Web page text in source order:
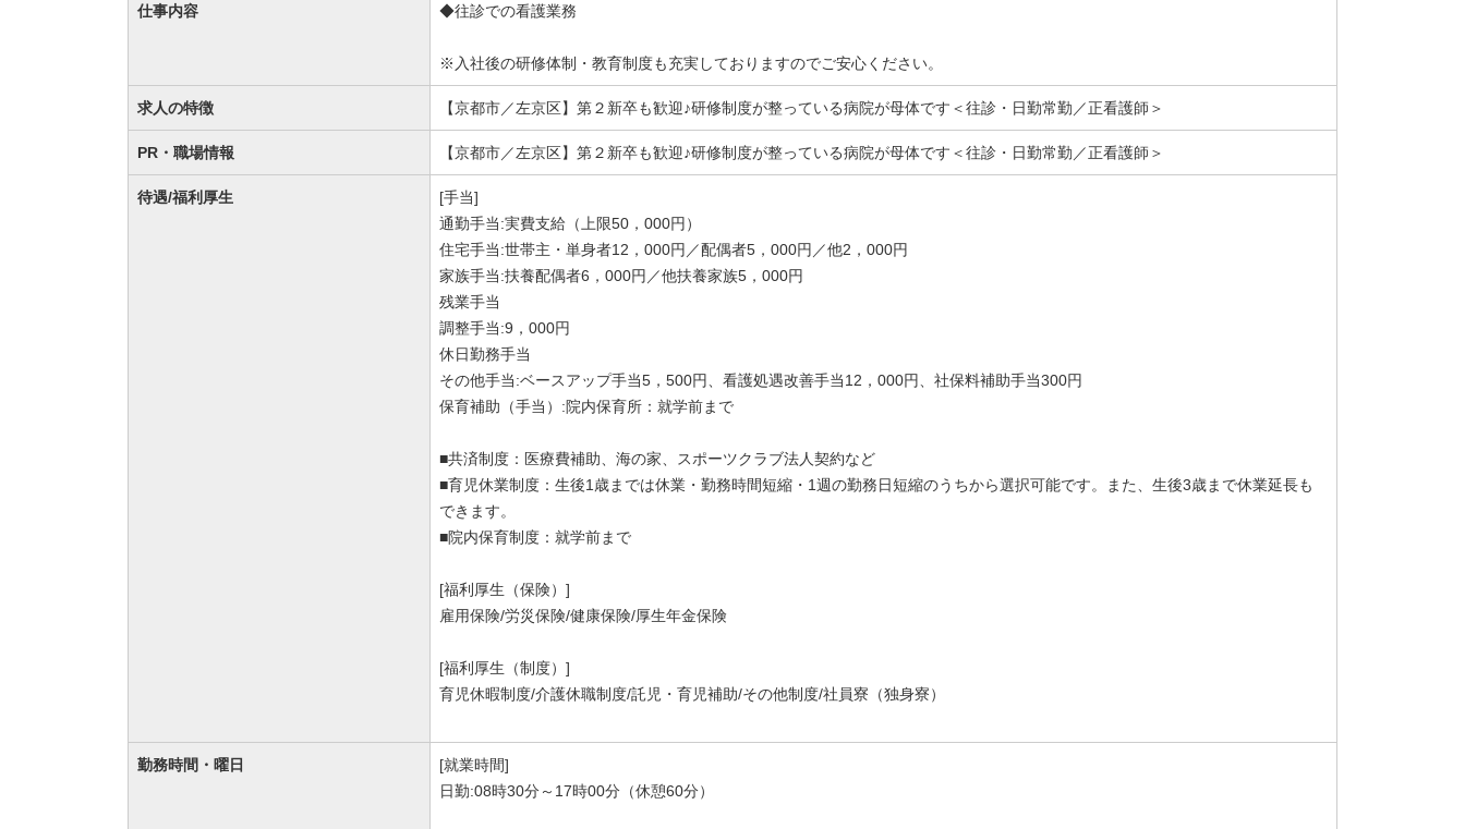
仕事内容 ◆往診での看護業務
※入社後の研修体制・教育制度も充実しておりますのでご安心ください。
求人の特徴 【京都市／左京区】第２新卒も歓迎♪研修制度が整っている病院が母体です＜往診・日勤常勤／正看護師＞
PR・職場情報 【京都市／左京区】第２新卒も歓迎♪研修制度が整っている病院が母体です＜往診・日勤常勤／正看護師＞
待遇/福利厚生
[手当]
通勤手当:実費支給（上限50，000円）
住宅手当:世帯主・単身者12，000円／配偶者5，000円／他2，000円
家族手当:扶養配偶者6，000円／他扶養家族5，000円
残業手当
調整手当:9，000円
休日勤務手当
その他手当:ベースアップ手当5，500円、看護処遇改善手当12，000円、社保料補助手当300円
保育補助（手当）:院内保育所：就学前まで
■共済制度：医療費補助、海の家、スポーツクラブ法人契約など
■育児休業制度：生後1歳までは休業・勤務時間短縮・1週の勤務日短縮のうちから選択可能です。また、生後3歳まで休業延長も
できます。
■院内保育制度：就学前まで
[福利厚生（保険）]
雇用保険/労災保険/健康保険/厚生年金保険
[福利厚生（制度）]
育児休暇制度/介護休職制度/託児・育児補助/その他制度/社員寮（独身寮）
勤務時間・曜日
[就業時間]
日勤:08時30分～17時00分（休憩60分）